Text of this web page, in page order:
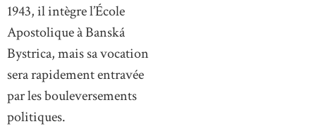
1943, il intègre l’École
Apostolique à Banská
Bystrica, mais sa vocation
sera rapidement entravée
par les bouleversements
politiques.